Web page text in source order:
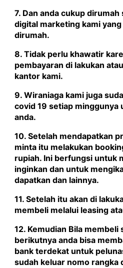
7. Dan anda cukup
digital marketing kami
dirumah.
8. Tidak perlu khawatir
pembayaran di lakukan
kantor kami.
9. Wiraniaga kami juga
covid 19 setiap
anda.
10. Setelah mendapatkan
minta itu melakukan
rupiah. Ini berfungsi untuk
inginkan dan untuk
dapatkan dan lainnya.
11. Setelah itu akan di
membeli melalui leasing
12. Kemudian Bila membeli
berikutnya anda bisa
bank terdekat untuk
sudah keluar nomo rangka